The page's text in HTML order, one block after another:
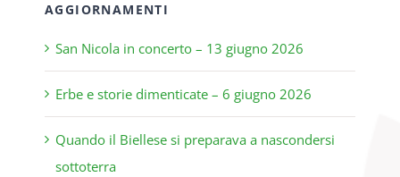
AGGIORNAMENTI
San Nicola in concerto – 13 giugno 2026
Erbe e storie dimenticate – 6 giugno 2026
Quando il Biellese si preparava a nascondersi
sottoterra